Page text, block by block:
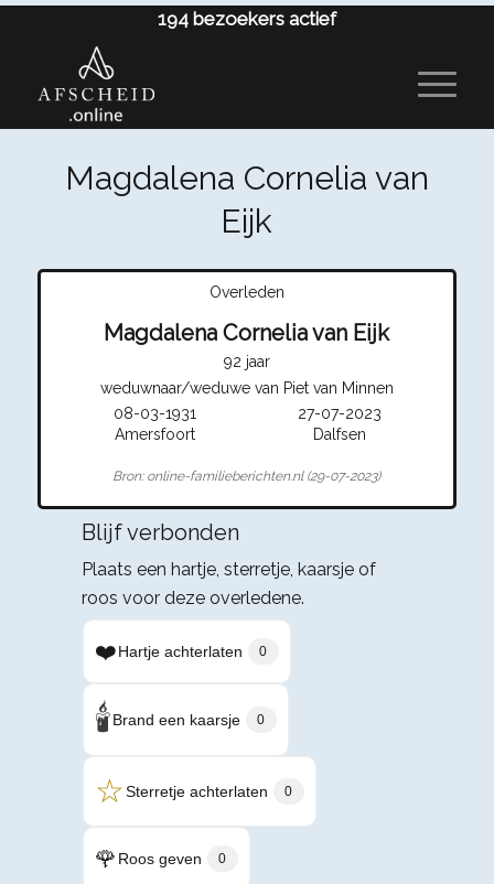
194 bezoekers actief
Magdalena Cornelia van
Eijk
Overleden
Magdalena Cornelia van Eijk
92 jaar
weduwnaar/weduwe van Piet van Minnen
08-03-1931
27-07-2023
Amersfoort
Dalfsen
Bron: online-familieberichten.nl (29-07-2023)
Blijf verbonden
Plaats een hartje, sterretje, kaarsje of
roos voor deze overledene.
❤️Hartje achterlaten 0
🕯️Brand een kaarsje 0
☆Sterretje achterlaten 0
🌹 Roos geven 0